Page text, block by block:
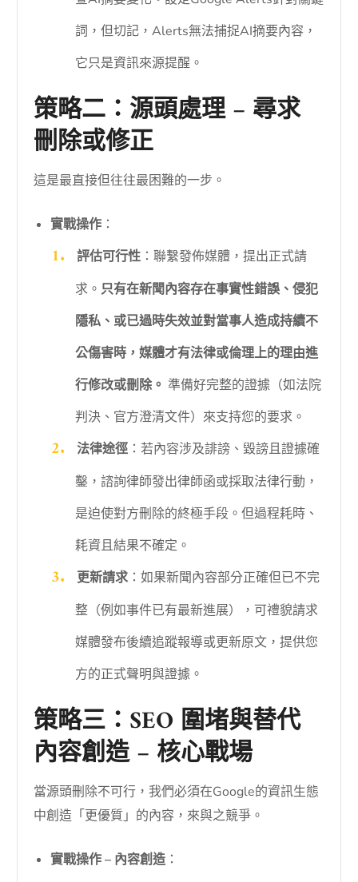
詞，但切記，Alerts無法捕捉AI摘要內容，
它只是資訊來源提醒。
策略二：源頭處理 – 尋求
刪除或修正
這是最直接但往往最困難的一步。
實戰操作 ：
評估可行性：聯繫發佈媒體，提出正式請
求。 只有在新聞內容存在事實性錯誤、侵犯
隱私、或已過時失效並對當事人造成持續不
公傷害時，媒體才有法律或倫理上的理由進
行修改或刪除。 準備好完整的證據（如法院
判決、官方澄清文件）來支持您的要求。
法律途徑：若內容涉及誹謗、毀謗且證據確
鑿，諮詢律師發出律師函或採取法律行動，
是迫使對方刪除的終極手段。但過程耗時、
耗資且結果不確定。
更新請求：如果新聞內容部分正確但已不完
整（例如事件已有最新進展），可禮貌請求
媒體發布後續追蹤報導或更新原文，提供您
方的正式聲明與證據。
策略三：SEO 圍堵與替代
內容創造 – 核心戰場
當源頭刪除不可行，我們必須在Google的資訊生態
中創造「更優質」的內容，來與之競爭。
實戰操作 – 內容創造：